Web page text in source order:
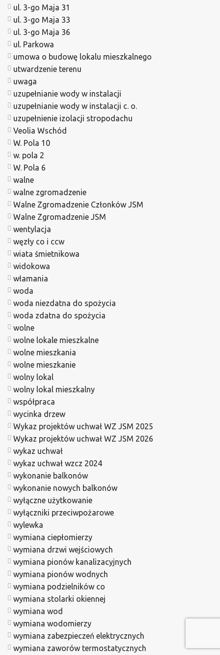
ul. 3-go Maja 31
ul. 3-go Maja 33
ul. 3-go Maja 36
ul. Parkowa
umowa o budowę lokalu mieszkalnego
utwardzenie terenu
uwaga
uzupełnianie wody w instalacji
uzupełnianie wody w instalacji c. o.
uzupełnienie izolacji stropodachu
Veolia Wschód
W. Pola 10
w. pola 2
W. Pola 6
walne
walne zgromadzenie
Walne Zgromadzenie Członków JSM
Walne Zgromadzenie JSM
wentylacja
węzły co i ccw
wiata śmietnikowa
widokowa
włamania
woda
woda niezdatna do spożycia
woda zdatna do spożycia
wolne
wolne lokale mieszkalne
wolne mieszkania
wolne mieszkanie
wolny lokal
wolny lokal mieszkalny
współpraca
wycinka drzew
Wykaz projektów uchwał WZ JSM 2025
Wykaz projektów uchwał WZ JSM 2026
wykaz uchwał
wykaz uchwał wzcz 2024
wykonanie balkonów
wykonanie nowych balkonów
wyłączne użytkowanie
wyłączniki przeciwpożarowe
wylewka
wymiana ciepłomierzy
wymiana drzwi wejściowych
wymiana pionów kanalizacyjnych
wymiana pionów wodnych
wymiana podzielników co
wymiana stolarki okiennej
wymiana wod
wymiana wodomierzy
wymiana zabezpieczeń elektrycznych
wymiana zaworów termostatycznych